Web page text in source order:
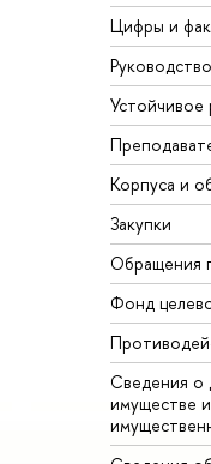
Цифры и
Корпуса и
Закупки
Обращения
Фонд
Сведения о
имуществе